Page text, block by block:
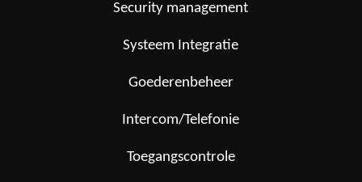
Security management
Systeem Integratie
Goederenbeheer
Intercom/Telefonie
Toegangscontrole